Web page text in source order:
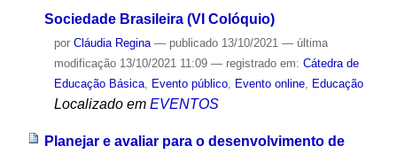
Sociedade Brasileira (VI Colóquio)
por Cláudia Regina — publicado13/10/2021 — última
modificação13/10/2021 11:09 — registrado em: Cátedra de
Educação Básica, Evento público, Evento online, Educação
Localizado em EVENTOS
Planejar e avaliar para o desenvolvimento de